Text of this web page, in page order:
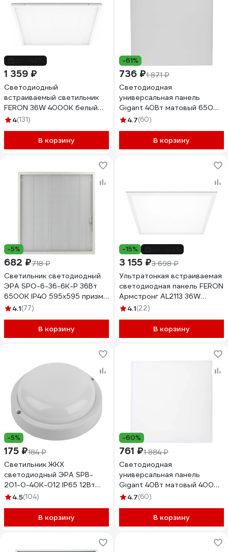
1 359 ₽
Светодиодный
встраиваемый светильник
FERON 36W 4000K белый
AL2115 21084
4(131)
В корзину
-61%
736 ₽1 871 ₽
Светодиодная
универсальная панель
Gigant 40Вт матовый 6500К
3600Лм IP40 (с драйвером)
4.7(60)
В корзину
-5%
682 ₽718 ₽
Светильник светодиодный
ЭРА SPO-6-36-6K-P 36Вт
6500К IP40 595x595 призма
Б0039056
4.1(77)
В корзину
-15%
3 155 ₽3 698 ₽
Ультратонкая встраиваемая
светодиодная панель FERON
Армстронг AL2113 36W
4000K белый, драйвер в
4.1(22)
В корзину
-5%
175 ₽184 ₽
Светильник ЖКХ
светодиодный ЭРА SPB-
201-0-40K-012 IP65 12Вт
4000К D155 круглый
4.5(104)
В корзину
-60%
761 ₽1 884 ₽
Светодиодная
универсальная панель
Gigant 40Вт матовый 4000К
3600Лм IP40 (с драйвером)
4.7(60)
В корзину